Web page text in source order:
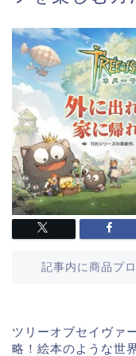
記事内に商品プ
ツリーオブセイヴァ
略！絵本のような世